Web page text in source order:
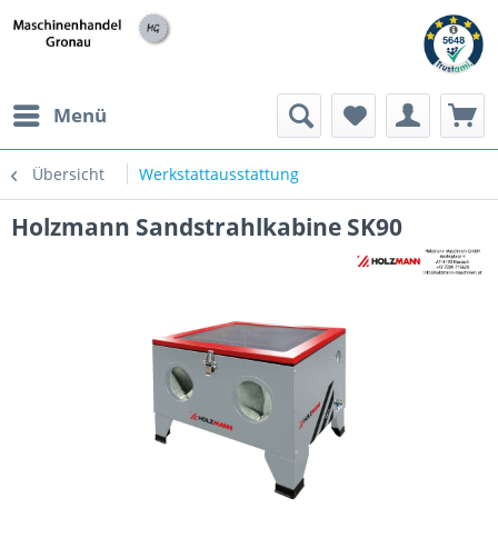
Menü
Übersicht Werkstattausstattung
Holzmann Sandstrahlkabine SK90